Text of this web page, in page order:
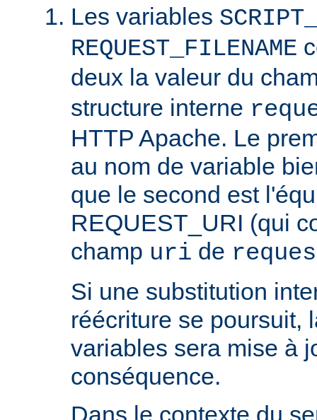
Les variables
REQUEST_FILENAME
deux la valeur du
structure interne
HTTP Apache. Le
au nom de variable
que le second est
REQUEST_URI (qui
champ uri de
Si une substitution
réécriture se poursuit,
variables sera mise à
conséquence.
Dans le contexte du